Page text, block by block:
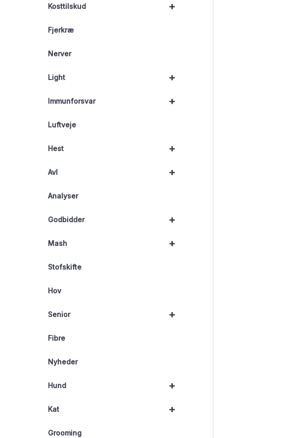
+
Kosttilskud
Fjerkræ
Nerver
+
Light
+
Immunforsvar
Luftveje
+
Hest
+
Avl
Analyser
+
Godbidder
+
Mash
Stofskifte
Hov
+
Senior
Fibre
Nyheder
+
Hund
+
Kat
Grooming